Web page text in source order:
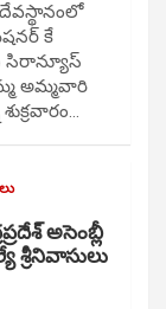
కే
సిరాన్యూస్
అమ్మవారి
అసెంబ్లీ
శ్రీనివాసులు